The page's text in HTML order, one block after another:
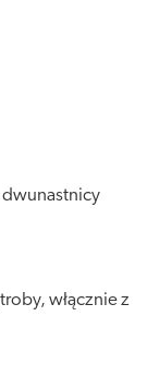
dwunastnicy
włącznie z